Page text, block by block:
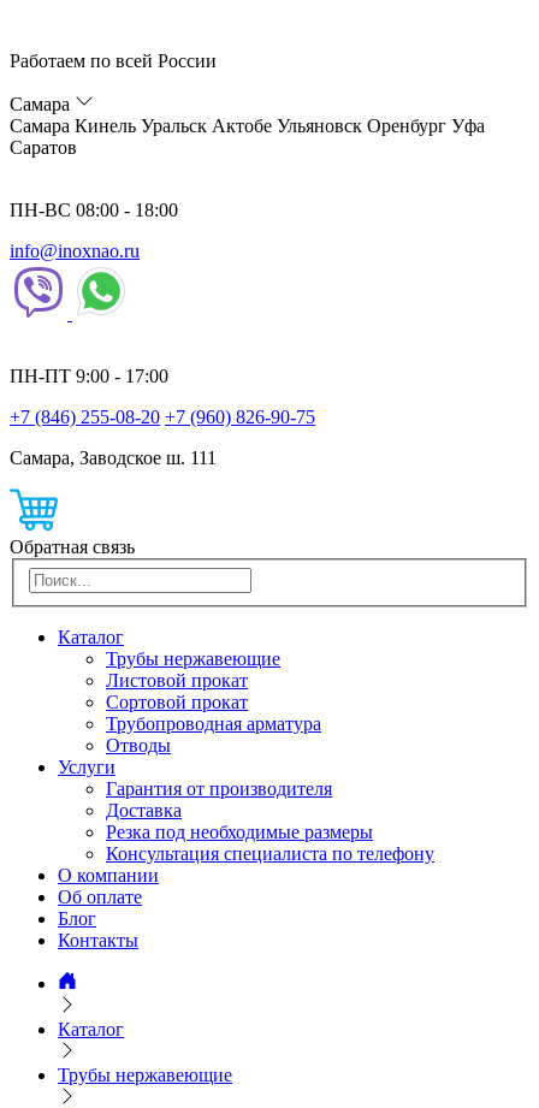
Работаем по всей России
Самара
Самара Кинель Уральск Актобе Ульяновск Оренбург Уфа
Саратов
ПН-ВС 08:00 - 18:00
info@inoxnao.ru
ПН-ПТ 9:00 - 17:00
+7 (846) 255-08-20 +7 (960) 826-90-75
Самара, Заводское ш. 111
Обратная связь
Каталог
Трубы нержавеющие
Листовой прокат
Сортовой прокат
Трубопроводная арматура
Отводы
Услуги
Гарантия от производителя
Доставка
Резка под необходимые размеры
Консультация специалиста по телефону
О компании
Об оплате
Блог
Контакты
Каталог
Трубы нержавеющие